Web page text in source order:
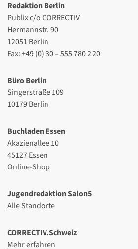
Redaktion Berlin
Publix c/o CORRECTIV
Hermannstr. 90
12051 Berlin
Fax: +49 (0) 30 – 555 780 2 20
Büro Berlin
Singerstraße 109
10179 Berlin
Buchladen Essen
Akazienallee 10
45127 Essen
Online-Shop
Jugendredaktion Salon5
Alle Standorte
CORRECTIV.Schweiz
Mehr erfahren